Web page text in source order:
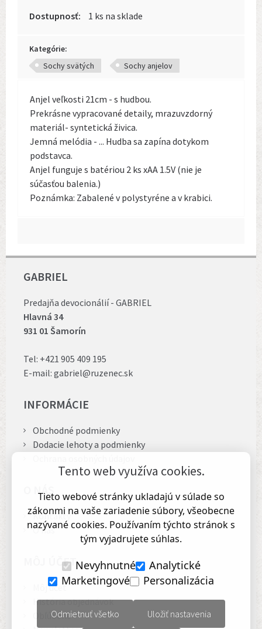
Dostupnosť: 1 ks na sklade
Kategórie:
Sochy svätých
Sochy anjelov
Anjel veľkosti 21cm - s hudbou.
Prekrásne vypracované detaily, mrazuvzdorný
materiál- syntetická živica.
Jemná melódia - ... Hudba sa zapína dotykom
podstavca.
Anjel funguje s batériou 2 ks xAA 1.5V (nie je
súčasťou balenia.)
Poznámka: Zabalené v polystyréne a v krabici.
GABRIEL
Predajňa devocionálií - GABRIEL
Hlavná 34
931 01 Šamorín
Tel: +421 905 409 195
E-mail: gabriel@ruzenec.sk
INFORMÁCIE
Obchodné podmienky
Dodacie lehoty a podmienky
O NÁS
Kontakty
O nás
MÔJ ÚČET
Môj účet
História objednávok
Obľúbené
Tento web využíva cookies.
Tieto webové stránky ukladajú v súlade so
zákonmi na vaše zariadenie súbory, všeobecne
nazývané cookies. Používaním týchto stránok s
tým vyjadrujete súhlas.
Nevyhnutné
Analytické
Marketingové
Personalizácia
Odmietnuť všetko Uložiť nastavenia